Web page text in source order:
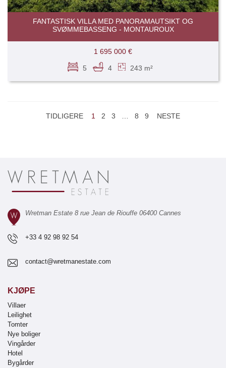
FANTASTISK VILLA MED PANORAMAUTSIKT OG
SVØMMEBASSENG - MONTAUROUX
1 695 000 €
5 4 243 m²
TIDLIGERE 1 2 3 8 9 NESTE
Wretman Estate 8 rue Jean de Riouffe 06400 Cannes
+33 4 92 98 92 54
contact@wretmanestate.com
KJØPE
Villaer
Leilighet
Tomter
Nye boliger
Vingårder
Hotel
Bygårder